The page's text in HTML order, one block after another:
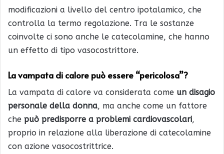
modificazioni a livello del centro ipotalamico, che
controlla la termo regolazione. Tra le sostanze
coinvolte ci sono anche le catecolamine, che hanno
un effetto di tipo vasocostrittore.
La vampata di calore può essere “pericolosa”?
La vampata di calore va considerata come un disagio
personale della donna, ma anche come un fattore
che può predisporre a problemi cardiovascolari,
proprio in relazione alla liberazione di catecolamine
con azione vasocostrittrice.